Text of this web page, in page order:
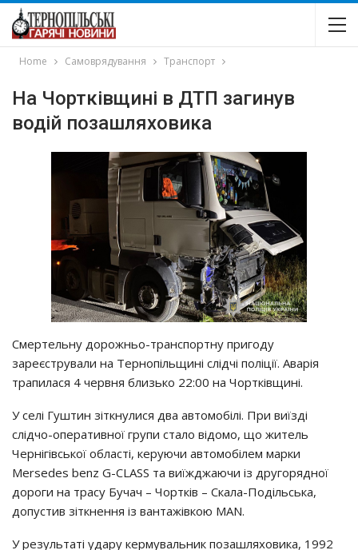
Home Самоврядування Транспорт
На Чортківщині в ДТП загинув
водій позашляховика
Смертельну дорожньо-транспортну пригоду
зареєстрували на Тернопільщині слідчі поліції. Аварія
трапилася 4 червня близько 22:00 на Чортківщині.
У селі Гуштин зіткнулися два автомобілі. При виїзді
слідчо-оперативної групи стало відомо, що житель
Чернігівської області, керуючи автомобілем марки
Mersedes benz G-CLASS та виїжджаючи із другорядної
дороги на трасу Бучач – Чортків – Скала-Подільська,
допустив зіткнення із вантажівкою MAN.
У результаті удару кермувальник позашляховика, 1992